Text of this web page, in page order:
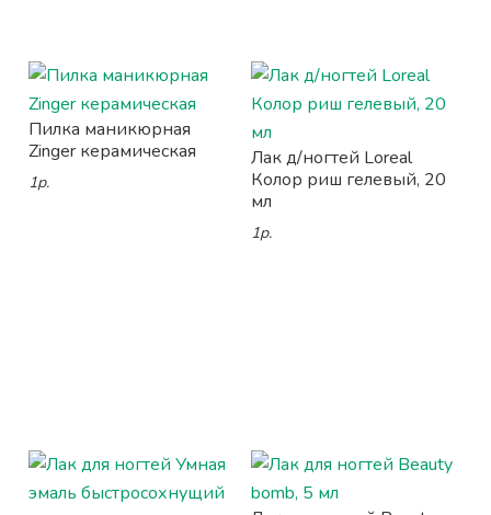
Пилка маникюрная
Zinger керамическая
1р.
Лак д/ногтей Loreal
Колор риш гелевый, 20
мл
1р.